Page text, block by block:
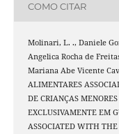
COMO CITAR
Molinari, L. ., Daniele
Angelica Rocha de
Mariana Abe Vicente
ALIMENTARES
DE CRIANÇAS
EXCLUSIVAMENTE EM
ASSOCIATED WITH